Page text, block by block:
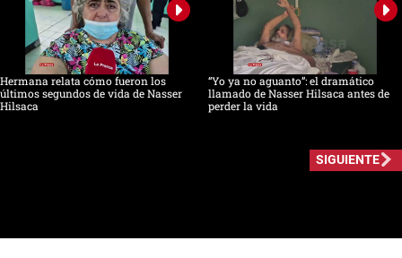
Hermana relata cómo fueron los
últimos segundos de vida de Nasser
Hilsaca
“Yo ya no aguanto”: el dramático
llamado de Nasser Hilsaca antes de
perder la vida
SIGUIENTE